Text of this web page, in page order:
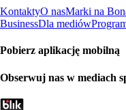
KontaktyO nasMarki na
BusinessDla mediów
Pobierz aplikację mobilną
Obserwuj nas w mediach